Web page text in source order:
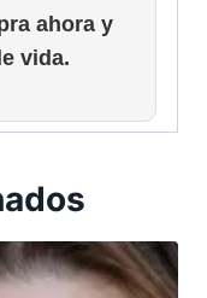
ahora y
vida.